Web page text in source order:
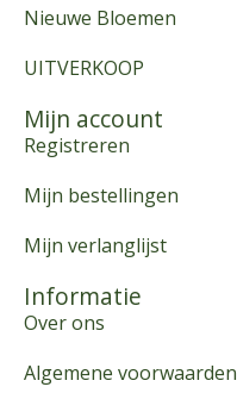
Nieuwe Bloemen
UITVERKOOP
Mijn account
Registreren
Mijn bestellingen
Mijn verlanglijst
Informatie
Over ons
Algemene voorwaarden